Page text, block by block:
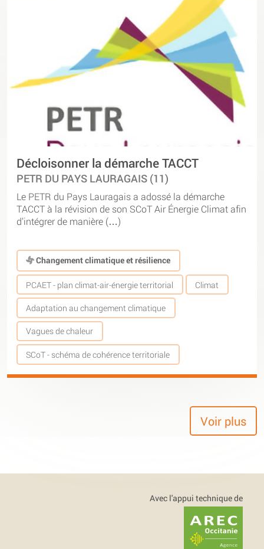
Décloisonner la démarche TACCT
PETR DU PAYS LAURAGAIS (11)
Le PETR du Pays Lauragais a adossé la démarche
TACCT à la révision de son SCoT Air Énergie Climat afin
d’intégrer de manière (…)
Changement climatique et résilience
PCAET - plan climat-air-énergie territorial Climat
Adaptation au changement climatique
Vagues de chaleur
SCoT - schéma de cohérence territoriale
Voir plus
Avec l'appui technique de